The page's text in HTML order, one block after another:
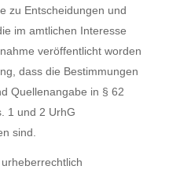
zu Entscheidungen und
im amtlichen Interesse
veröffentlicht worden
dass die Bestimmungen
Quellenangabe in § 62
1 und 2 UrhG
sind.